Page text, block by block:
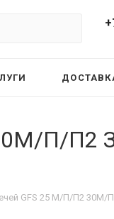
П/П2
GFS 25 М/П/П2